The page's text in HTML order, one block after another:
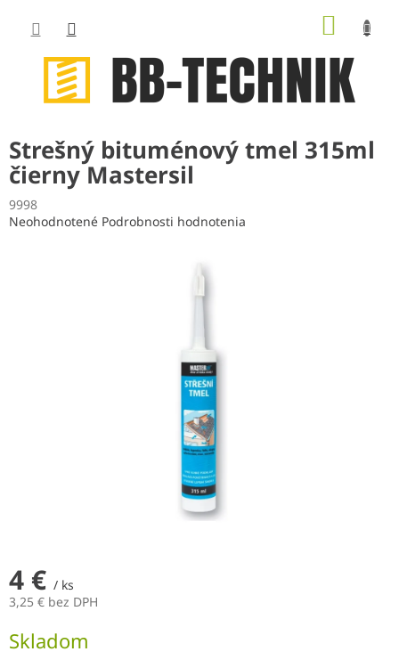
obsah
Strešný bituménový tmel 315ml
čierny Mastersil
9998
Priemerné
Neohodnotené Podrobnosti hodnotenia
4 € / ks
3,25 € bez DPH
cena:
Skladom